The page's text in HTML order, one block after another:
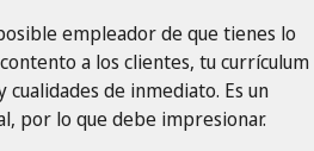
empleador de que tienes lo
a los clientes, tu currículum
de inmediato. Es un
por lo que debe impresionar.